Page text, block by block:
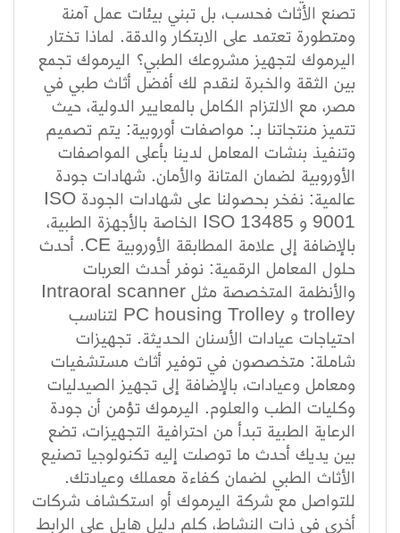
تصنع الأثاث فحسب، بل تبني بيئات عمل آمنة
ومتطورة تعتمد على الابتكار والدقة. لماذا تختار
اليرموك لتجهيز مشروعك الطبي؟ اليرموك تجمع
بين الثقة والخبرة لنقدم لك أفضل أثاث طبي في
مصر، مع الالتزام الكامل بالمعايير الدولية، حيث
تتميز منتجاتنا بـ: مواصفات أوروبية: يتم تصميم
وتنفيذ بنشات المعامل لدينا بأعلى المواصفات
الأوروبية لضمان المتانة والأمان. شهادات جودة
عالمية: نفخر بحصولنا على شهادات الجودة ISO
9001 و ISO 13485 الخاصة بالأجهزة الطبية،
بالإضافة إلى علامة المطابقة الأوروبية CE. أحدث
حلول المعامل الرقمية: نوفر أحدث العربات
والأنظمة المتخصصة مثل Intraoral scanner
trolley و PC housing Trolley لتناسب
احتياجات عيادات الأسنان الحديثة. تجهيزات
شاملة: متخصصون في توفير أثاث مستشفيات
ومعامل وعيادات، بالإضافة إلى تجهيز الصيدليات
وكليات الطب والعلوم. اليرموك تؤمن أن جودة
الرعاية الطبية تبدأ من احترافية التجهيزات، تضع
بين يديك أحدث ما توصلت إليه تكنولوجيا تصنيع
الأثاث الطبي لضمان كفاءة معملك وعيادتك.
للتواصل مع شركة اليرموك أو استكشاف شركات
أخرى في ذات النشاط، كلم دليل هايل على الرابط